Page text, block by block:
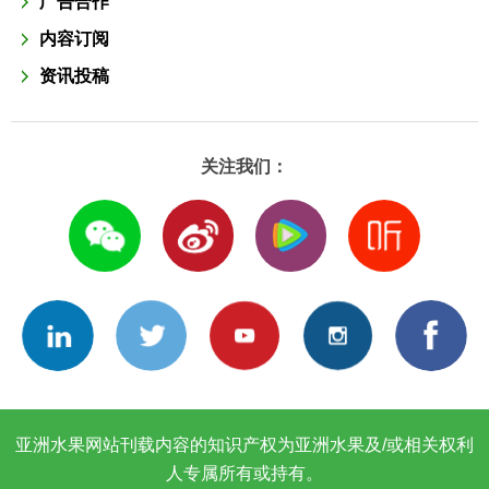
内容订阅
资讯投稿
关注我们：
亚洲水果网站刊载内容的知识产权为亚洲水果及/或相关权利
人专属所有或持有。